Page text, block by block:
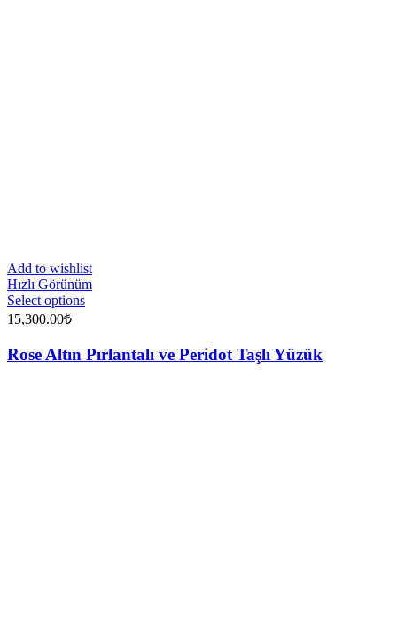
Add to wishlist
Hızlı Görünüm
Select options
15,300.00₺
Rose Altın Pırlantalı ve Peridot Taşlı Yüzük